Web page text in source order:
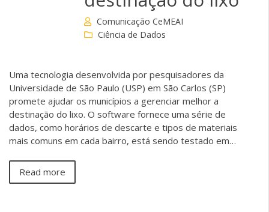
Comunicação CeMEAI
Ciência de Dados
Uma tecnologia desenvolvida por pesquisadores da
Universidade de São Paulo (USP) em São Carlos (SP)
promete ajudar os municípios a gerenciar melhor a
destinação do lixo. O software fornece uma série de
dados, como horários de descarte e tipos de materiais
mais comuns em cada bairro, está sendo testado em…
Read more